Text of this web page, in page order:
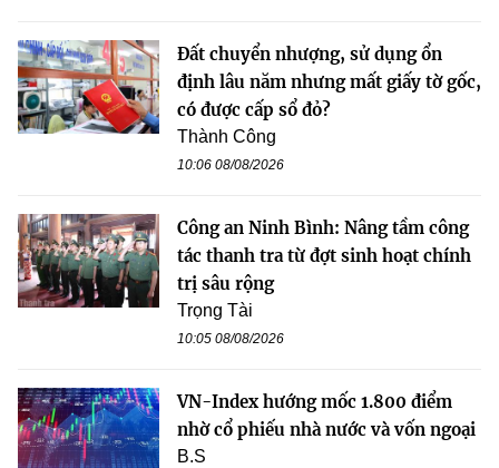
Đất chuyển nhượng, sử dụng ổn
định lâu năm nhưng mất giấy tờ gốc,
có được cấp sổ đỏ?
Thành Công
10:06 08/08/2026
Công an Ninh Bình: Nâng tầm công
tác thanh tra từ đợt sinh hoạt chính
trị sâu rộng
Trọng Tài
10:05 08/08/2026
VN-Index hướng mốc 1.800 điểm
nhờ cổ phiếu nhà nước và vốn ngoại
B.S